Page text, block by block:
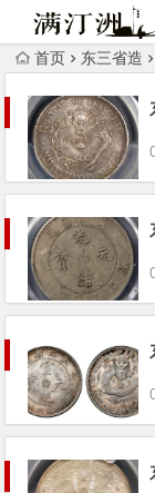
首页 东三省造